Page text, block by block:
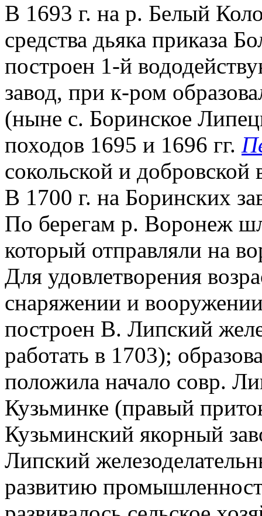
В 1693 г. на р. Белый
средства дьяка приказа
построен 1-й
завод, при к-ром
(ныне с. Боринское
походов 1695 и 1696 гг.
сокольской и добровской
В 1700 г. на Боринских
По берегам р. Воронеж
который отправляли на
Для удовлетворения
снаряжении и
построен В. Липский
работать в 1703);
положила начало совр.
Кузьминке (правый
Кузьминский якорный
Липский
развитию